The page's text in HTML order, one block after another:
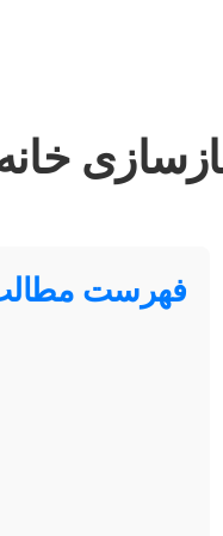
خانه 200 متری+هزینه | راهنمای جامع
فهرست